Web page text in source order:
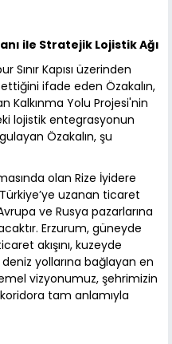
ile Stratejik Lojistik Ağı
Kapısı üzerinden
ettiğini ifade eden Özakalın,
Kalkınma Yolu Projesi'nin
lojistik entegrasyonun
Özakalın, şu
olan Rize İyidere
Türkiye’ye uzanan ticaret
ve Rusya pazarlarına
Erzurum, güneyde
akışını, kuzeyde
yollarına bağlayan en
vizyonumuz, şehrimizin
tam anlamıyla